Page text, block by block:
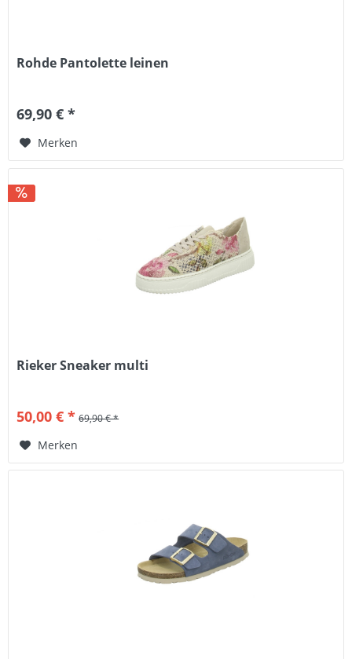
Rohde Pantolette leinen
69,90 € *
Merken
Rieker Sneaker multi
50,00 € * 69,90 € *
Merken